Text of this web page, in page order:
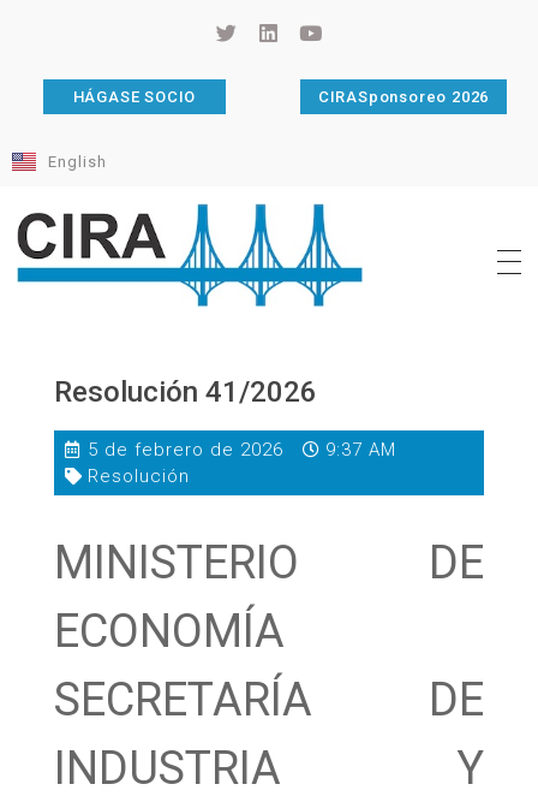
HÁGASE SOCIO CIRASponsoreo 2026
English
Resolución 41/2026
5 de febrero de 2026
9:37 AM
Resolución
MINISTERIO DE
ECONOMÍA
SECRETARÍA DE
INDUSTRIA Y